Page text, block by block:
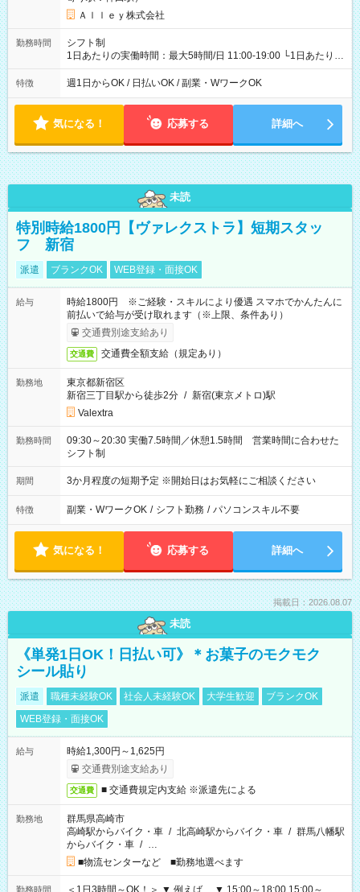
Ａｌｌｅｙ株式会社
勤務時間
シフト制
1日あたりの実働時間：最大5時間/日 11:00-19:00 └1日あたりの
実働時間：1-5時間 └上記の時間帯内であれば、いつでも勤務可
能！ └平日・土曜日の中で、お好きな曜日でご勤務いただけま
18:00 などのように、自由な働き方が可能なお仕事です！
特徴 週1日からOK / 日払いOK / 副業・WワークOK
気になる！ 応募する 詳細へ
未読
特別時給1800円【ヴァレクストラ】短期スタッ
フ 新宿
派遣 ブランクOK WEB登録・面接OK
給与
時給1800円 ※ご経験・スキルにより優遇 スマホでかんたんに
前払いで給与が受け取れます（※上限、条件あり）
交通費別途支給あり
交通費 交通費全額支給（規定あり）
勤務地
東京都新宿区
新宿三丁目駅から徒歩2分 / 新宿(東京メトロ)駅
Valextra
勤務時間
09:30～20:30 実働7.5時間／休憩1.5時間 営業時間に合わせた
シフト制
期間 3か月程度の短期予定 ※開始日はお気軽にご相談ください
特徴 副業・WワークOK / シフト勤務 / パソコンスキル不要
気になる！ 応募する 詳細へ
掲載日：2026.08.07
未読
《単発1日OK！日払い可》＊お菓子のモクモク
シール貼り
派遣 職種未経験OK 社会人未経験OK 大学生歓迎
ブランクOK
WEB登録・面接OK
給与
時給1,300円～1,625円
交通費別途支給あり
交通費 ■ 交通費規定内支給 ※派遣先による
勤務地
群馬県高崎市
高崎駅からバイク・車 / 北高崎駅からバイク・車 / 群馬八幡駅
からバイク・車 / …
■物流センターなど ■勤務地選べます
勤務時間 ＜1日3時間～OK！＞ ▼ 例えば… ▼ 15:00～18:00 15:00～